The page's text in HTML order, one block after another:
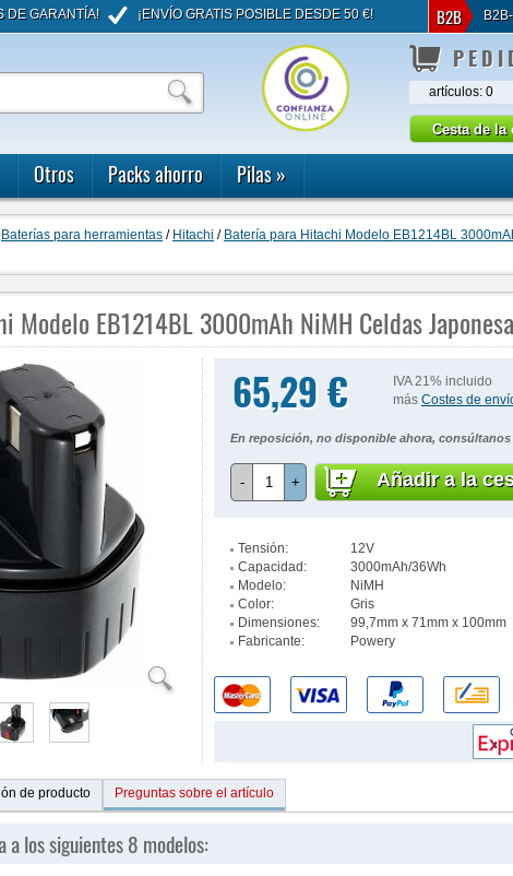
B2B
DE GARANTÍA! ¡ENVÍO GRATIS POSIBLE DESDE 50 €!
artículos: 0
Otros Packs ahorro Pilas»
Baterías para herramientas / Hitachi / Batería para Hitachi Modelo EB1214BL
Modelo EB1214BL 3000mAh NiMH Celdas
65,29 €
IVA 21% incluido
más Costes de
En reposición, no disponible ahora, consúltanos
- + Añadir a la
Tensión:
12V
Capacidad:
3000mAh/36Wh
Modelo:
NiMH
Color:
Gris
Dimensiones:
99,7mm x 71mm x 100mm
Fabricante:
Powery
de producto Preguntas sobre el artículo
a los siguientes 8 modelos: